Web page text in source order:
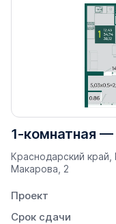
1-комнатная —
Краснодарский
Макарова, 2
Проект
Срок сдачи